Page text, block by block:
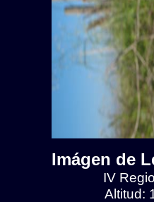
Imágen de
IV
Altitud: